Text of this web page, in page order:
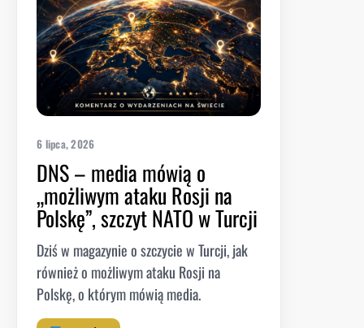
6 lipca, 2026
DNS – media mówią o
„możliwym ataku Rosji na
Polskę”, szczyt NATO w Turcji
Dziś w magazynie o szczycie w Turcji, jak
również o możliwym ataku Rosji na
Polskę, o którym mówią media.